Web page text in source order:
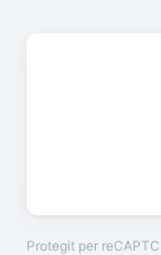
Protegit per